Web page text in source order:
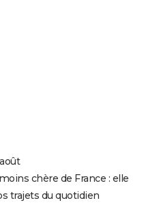
chère de France : elle
trajets du quotidien